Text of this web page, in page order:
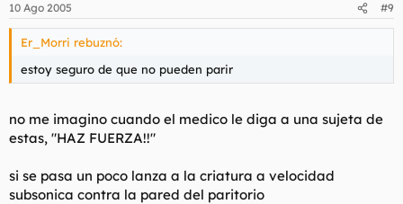
10 Ago 2005 #9
Er_Morri rebuznó:
estoy seguro de que no pueden parir
no me imagino cuando el medico le diga a una sujeta de
estas, "HAZ FUERZA!!"
si se pasa un poco lanza a la criatura a velocidad
subsonica contra la pared del paritorio